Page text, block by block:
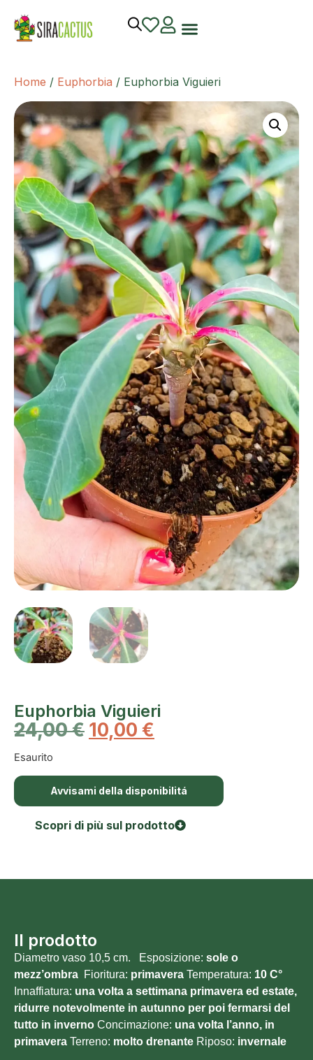
Home / Euphorbia / Euphorbia Viguieri
Euphorbia Viguieri
24,00€ 10,00 €
Esaurito
Avvisami della disponibilitá
Scopri di più sul prodotto
Il prodotto
Diametro vaso 10,5 cm. Esposizione: sole o
mezz’ombra Fioritura: primavera Temperatura: 10 C°
Innaffiatura: una volta a settimana primavera ed estate,
ridurre notevolmente in autunno per poi fermarsi del
tutto in inverno Concimazione: una volta l’anno, in
primavera Terreno: molto drenante Riposo: invernale